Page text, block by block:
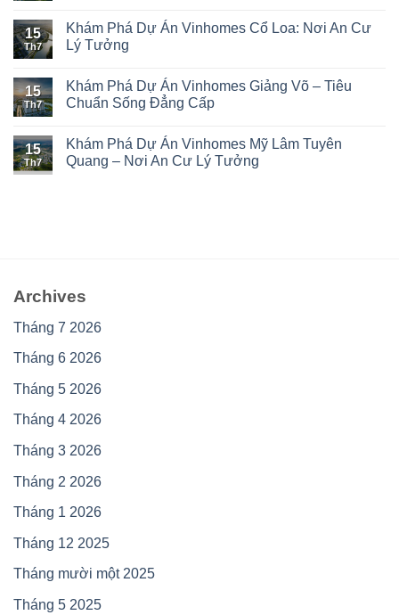
15
Th7
Khám Phá Dự Án Vinhomes Cổ Loa: Nơi An Cư
Lý Tưởng
15
Th7
Khám Phá Dự Án Vinhomes Giảng Võ – Tiêu
Chuẩn Sống Đẳng Cấp
15
Th7
Khám Phá Dự Án Vinhomes Mỹ Lâm Tuyên
Quang – Nơi An Cư Lý Tưởng
Archives
Tháng 7 2026
Tháng 6 2026
Tháng 5 2026
Tháng 4 2026
Tháng 3 2026
Tháng 2 2026
Tháng 1 2026
Tháng 12 2025
Tháng mười một 2025
Tháng 5 2025